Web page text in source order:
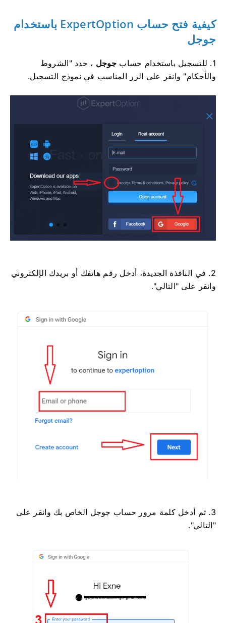
كيفية فتح حساب ExpertOption باستخدام
جوجل
1. للتسجيل باستخدام حساب جوجل ، حدد "الشروط
والأحكام" وانقر على الزر المناسب في نموذج التسجيل.
2. في النافذة الجديدة، أدخل رقم هاتفك أو بريدك الإلكتروني
وانقر على "التالي".
3. ثم أدخل كلمة مرور حساب جوجل الخاص بك وانقر على
"التالي".